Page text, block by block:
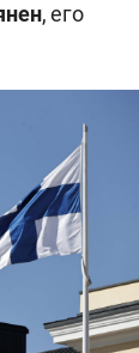
, его